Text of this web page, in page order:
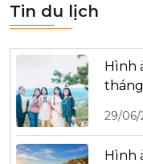
Tin du lịch
Hình
29/06/
Hình